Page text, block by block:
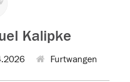
Kalipke
Furtwangen